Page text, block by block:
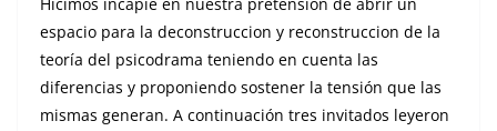
espacio para la deconstruccion y reconstruccion de la
teoría del psicodrama teniendo en cuenta las
diferencias y proponiendo sostener la tensión que las
mismas generan. A continuación tres invitados leyeron